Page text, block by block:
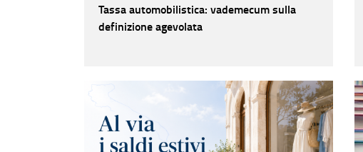
Tassa automobilistica: vademecum sulla
definizione agevolata